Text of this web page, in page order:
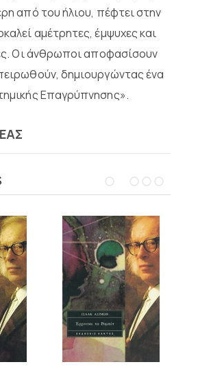
από του ήλιου, πέφτει στην
αμέτρητες, έμψυχες και
Οι άνθρωποι αποφασίσουν
δημιουργώντας ένα
Επαγρύπνησης».